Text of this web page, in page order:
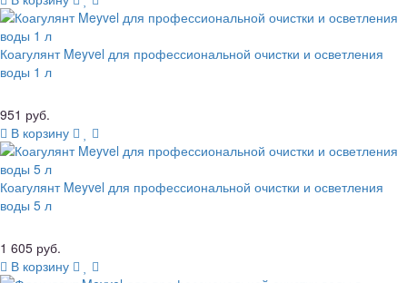
Коагулянт Meyvel для профессиональной очистки и осветления
воды 1 л
951 руб.
В корзину
Коагулянт Meyvel для профессиональной очистки и осветления
воды 5 л
1 605 руб.
В корзину